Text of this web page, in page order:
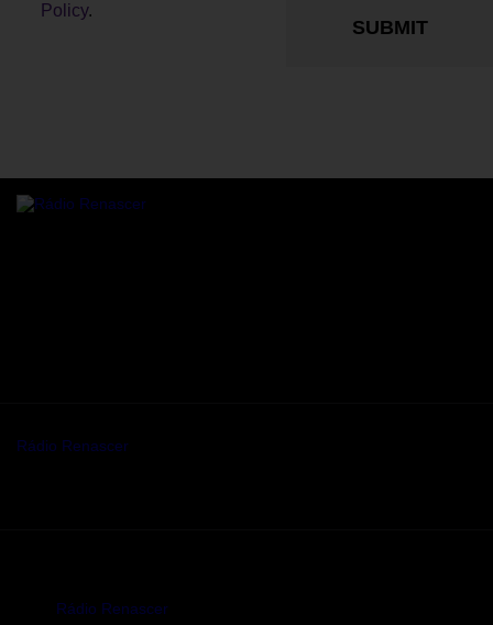
Policy.
Rádio Renascer
Rádio Renascer